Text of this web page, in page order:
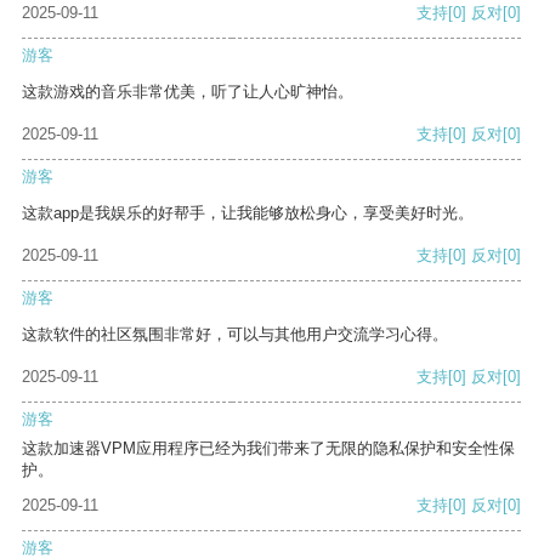
2025-09-11 支持[0] 反对[0]
游客
这款游戏的音乐非常优美，听了让人心旷神怡。
2025-09-11 支持[0] 反对[0]
游客
这款app是我娱乐的好帮手，让我能够放松身心，享受美好时光。
2025-09-11 支持[0] 反对[0]
游客
这款软件的社区氛围非常好，可以与其他用户交流学习心得。
2025-09-11 支持[0] 反对[0]
游客
这款加速器VPM应用程序已经为我们带来了无限的隐私保护和安全性保
护。
2025-09-11
支持[0] 反对[0]
游客